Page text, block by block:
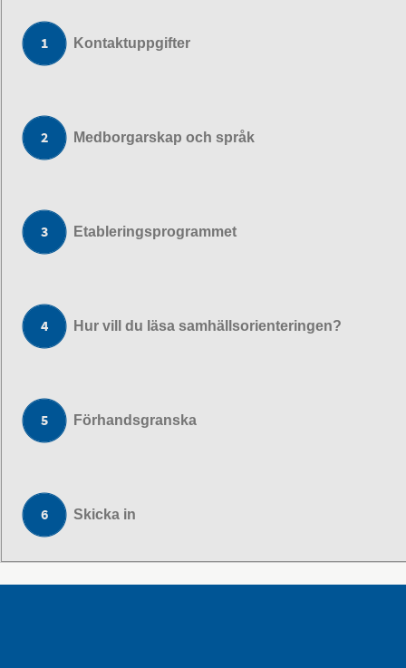
Kontaktuppgifter
Medborgarskap och språk
Etableringsprogrammet
Hur vill du läsa samhällsorienteringen?
Förhandsgranska
Skicka in